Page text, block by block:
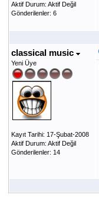
Aktif Durum: Aktif Değil
Gönderilenler: 6
classical music
Yeni Üye
Kayıt Tarihi: 17-Şubat-2008
Aktif Durum: Aktif Değil
Gönderilenler: 14